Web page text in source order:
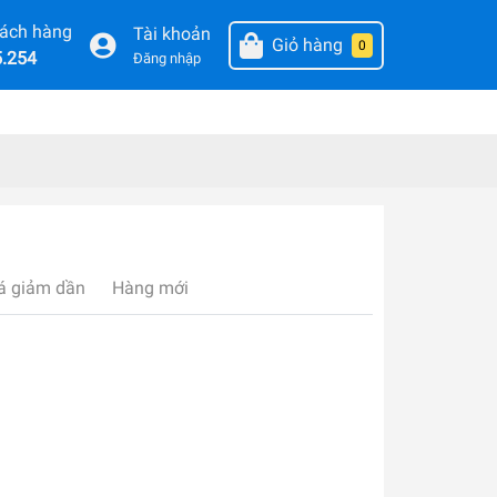
hàng
Tài khoản
Đăng nhập
Giỏ hàng 0
giảm dần Hàng mới